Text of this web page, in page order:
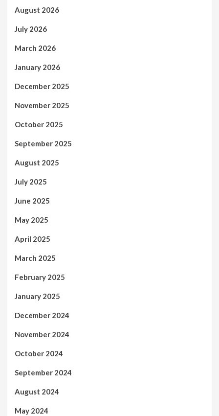
August 2026
July 2026
March 2026
January 2026
December 2025
November 2025
October 2025
September 2025
August 2025
July 2025
June 2025
May 2025
April 2025
March 2025
February 2025
January 2025
December 2024
November 2024
October 2024
September 2024
August 2024
May 2024